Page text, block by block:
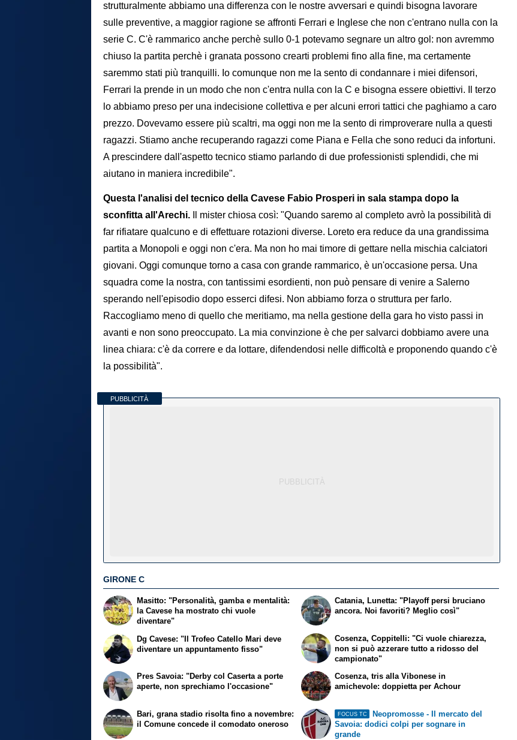
strutturalmente abbiamo una differenza con le nostre avversari e quindi bisogna lavorare
sulle preventive, a maggior ragione se affronti Ferrari e Inglese che non c'entrano nulla con la
serie C. C'è rammarico anche perchè sullo 0-1 potevamo segnare un altro gol: non avremmo
chiuso la partita perchè i granata possono crearti problemi fino alla fine, ma certamente
saremmo stati più tranquilli. Io comunque non me la sento di condannare i miei difensori,
Ferrari la prende in un modo che non c'entra nulla con la C e bisogna essere obiettivi. Il terzo
lo abbiamo preso per una indecisione collettiva e per alcuni errori tattici che paghiamo a caro
prezzo. Dovevamo essere più scaltri, ma oggi non me la sento di rimproverare nulla a questi
ragazzi. Stiamo anche recuperando ragazzi come Piana e Fella che sono reduci da infortuni.
A prescindere dall'aspetto tecnico stiamo parlando di due professionisti splendidi, che mi
aiutano in maniera incredibile".
Questa l'analisi del tecnico della Cavese Fabio Prosperi in sala stampa dopo la
sconfitta all'Arechi.
Il mister chiosa così: "Quando saremo al completo avrò la possibilità di
far rifiatare qualcuno e di effettuare rotazioni diverse. Loreto era reduce da una grandissima
partita a Monopoli e oggi non c'era. Ma non ho mai timore di gettare nella mischia calciatori
giovani. Oggi comunque torno a casa con grande rammarico, è un'occasione persa. Una
squadra come la nostra, con tantissimi esordienti, non può pensare di venire a Salerno
sperando nell'episodio dopo esserci difesi. Non abbiamo forza o struttura per farlo.
Raccogliamo meno di quello che meritiamo, ma nella gestione della gara ho visto passi in
avanti e non sono preoccupato. La mia convinzione è che per salvarci dobbiamo avere una
linea chiara: c'è da correre e da lottare, difendendosi nelle difficoltà e proponendo quando c'è
la possibilità".
PUBBLICITÀ
GIRONE C
Masitto: "Personalità, gamba e mentalità:
la Cavese ha mostrato chi vuole
diventare"
Dg Cavese: "Il Trofeo Catello Mari deve
diventare un appuntamento fisso"
Catania, Lunetta: "Playoff persi bruciano
ancora. Noi favoriti? Meglio così"
Cosenza, Coppitelli: "Ci vuole chiarezza,
non si può azzerare tutto a ridosso del
campionato"
Pres Savoia: "Derby col Caserta a porte
aperte, non sprechiamo l'occasione"
Bari, grana stadio risolta fino a novembre:
il Comune concede il comodato oneroso
Cosenza, tris alla Vibonese in
amichevole: doppietta per Achour
FOCUS TC
Neopromosse - Il mercato del
Savoia: dodici colpi per sognare in
grande